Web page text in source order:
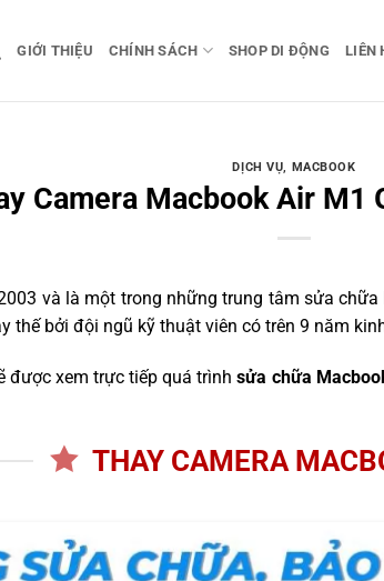
GIỚI THIỆU CHÍNH SÁCH SHOP DI ĐỘNG LIÊN
DỊCH VỤ, MACBOOK
Camera Macbook Air M1
và là một trong những trung tâm sửa
thế bởi đội ngũ kỹ thuật viên có trên 9 năm
được xem trực tiếp quá trìnhsửa chữa
THAY CAMERA